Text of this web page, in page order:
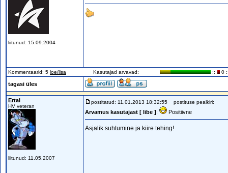
liitunud: 15.09.2004
Kommentaarid: 5 loe/lisa Kasutajad arvavad: :: 0
tagasi üles
Ertai
HV veteran
liitunud: 11.05.2007
postitatud: 11.01.2013 18:32:55 postituse pealkiri:
Arvamus kasutajast [ libe ]: Positiivne
Asjalik suhtumine ja kiire tehing!